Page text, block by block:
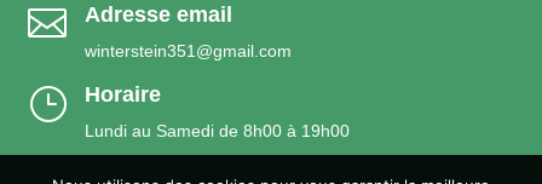
 Adresse email
winterstein351@gmail.com
} Horaire
Lundi au Samedi de 8h00 à 19h00